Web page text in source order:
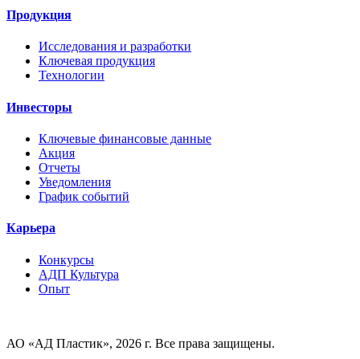
Продукция
Исследования и разработки
Ключевая продукция
Технологии
Инвесторы
Ключевые финансовые данные
Акция
Отчеты
Уведомления
График событий
Карьера
Конкурсы
AДП Культура
Опыт
АО «АД Пластик», 2026 г. Все права защищены.